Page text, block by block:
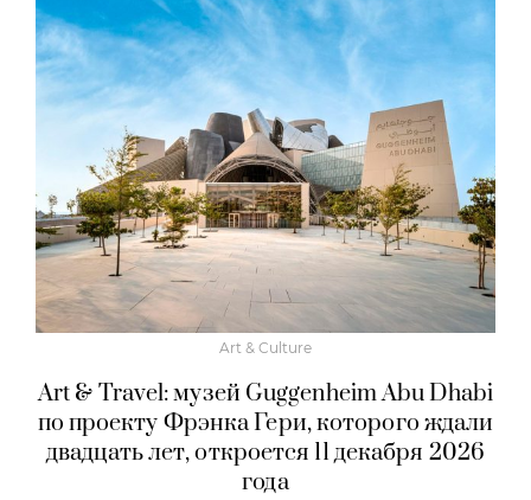
Art & Culture
Art & Travel: музей Guggenheim Abu Dhabi
по проекту Фрэнка Гери, которого ждали
двадцать лет, откроется 11 декабря 2026
года